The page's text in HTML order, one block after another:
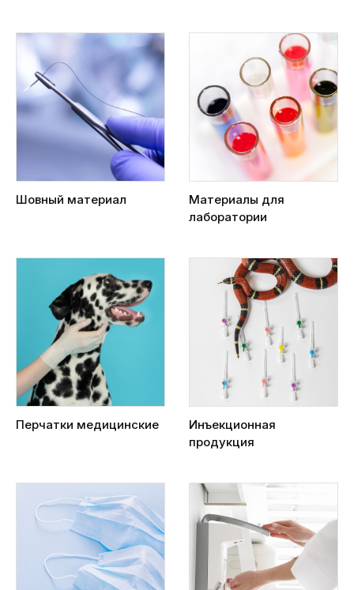
Шовный материал
Материалы для
лаборатории
Перчатки медицинские
Инъекционная
продукция